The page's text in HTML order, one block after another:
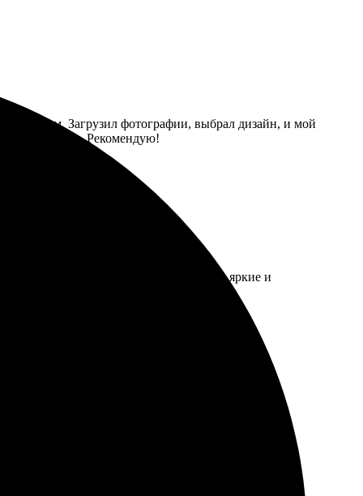
Загрузил фотографии, выбрал дизайн, и мой
доставка. Рекомендую!
деталей. Открытки получились яркие и
качество печати на высшем уровне. Менеджеры
и точно передают задумку. Рекомендую!